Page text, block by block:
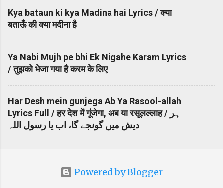
Kya bataun ki kya Madina hai Lyrics / क्या
बताऊँ की क्या मदीना है
Ya Nabi Mujh pe bhi Ek Nigahe Karam Lyrics
/ तुझको भेजा गया है करम के लिए
Har Desh mein gunjega Ab Ya Rasool-allah
Lyrics Full / हर देश में गूंजेगा, अब या रसूलल्लाह / ہر
دیش میں گونجے گا، اب یا رسول اللہ
Powered by Blogger